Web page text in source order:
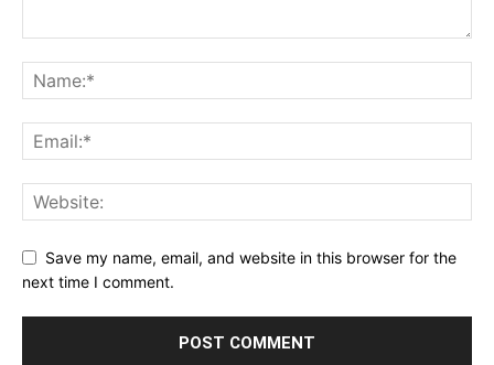
Save my name, email, and website in this browser for the
next time I comment.